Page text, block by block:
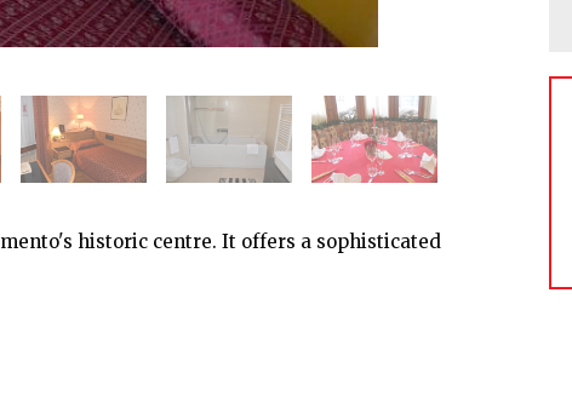
historic centre. It offers a sophisticated